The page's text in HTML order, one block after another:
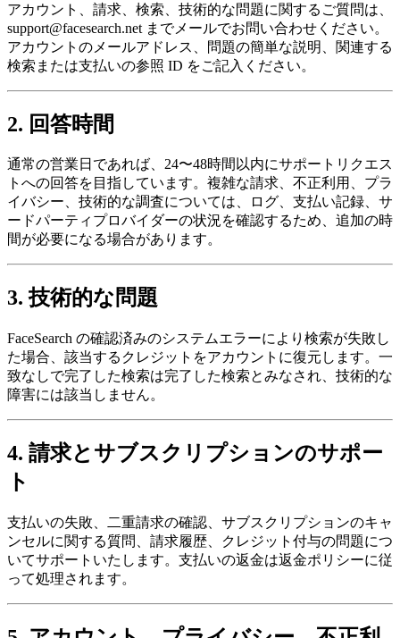
アカウント、請求、検索、技術的な問題に関するご質問は、
support@facesearch.net までメールでお問い合わせください。
アカウントのメールアドレス、問題の簡単な説明、関連する
検索または支払いの参照 ID をご記入ください。
2. 回答時間
通常の営業日であれば、24〜48時間以内にサポートリクエス
トへの回答を目指しています。複雑な請求、不正利用、プラ
イバシー、技術的な調査については、ログ、支払い記録、サ
ードパーティプロバイダーの状況を確認するため、追加の時
間が必要になる場合があります。
3. 技術的な問題
FaceSearch の確認済みのシステムエラーにより検索が失敗し
た場合、該当するクレジットをアカウントに復元します。一
致なしで完了した検索は完了した検索とみなされ、技術的な
障害には該当しません。
4. 請求とサブスクリプションのサポー
ト
支払いの失敗、二重請求の確認、サブスクリプションのキャ
ンセルに関する質問、請求履歴、クレジット付与の問題につ
いてサポートいたします。支払いの返金は返金ポリシーに従
って処理されます。